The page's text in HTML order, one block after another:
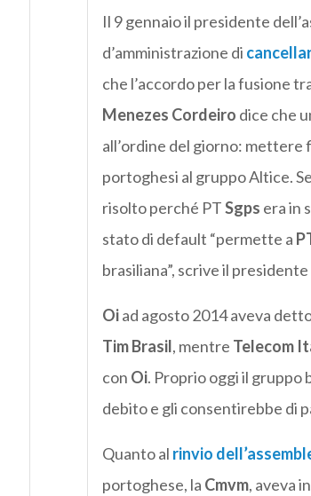
Il 9 gennaio il presidente
d’amministrazione di
che l’accordo per la fusione
Menezes Cordeiro dice che
all’ordine del giorno: mettere
portoghesi al gruppo Altice.
risolto perché PTSgps era in
stato di default “permette a
brasiliana”, scrive il presidente
Oiad agosto 2014 aveva
Tim Brasil, mentre Telecom
con Oi. Proprio oggi il gruppo
debito e gli consentirebbe di
Quanto al rinvio
portoghese, la Cmvm, aveva